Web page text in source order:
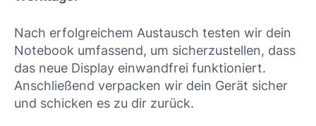
Nach erfolgreichem Austausch testen wir dein
Notebook umfassend, um sicherzustellen, dass
das neue Display einwandfrei funktioniert.
Anschließend verpacken wir dein Gerät sicher
und schicken es zu dir zurück.